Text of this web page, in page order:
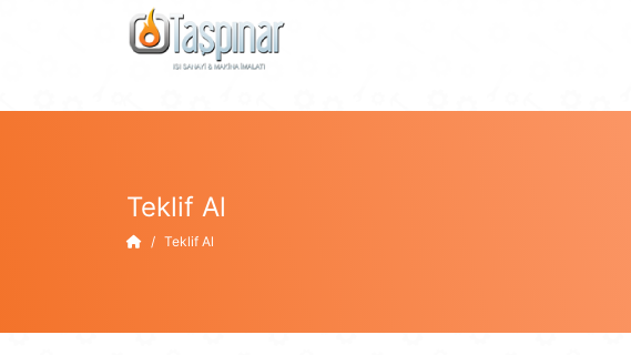
Teklif Al
Teklif Al